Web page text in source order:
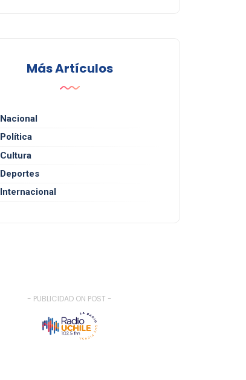
Más Artículos
Nacional
Política
Cultura
Deportes
Internacional
- PUBLICIDAD ON POST -